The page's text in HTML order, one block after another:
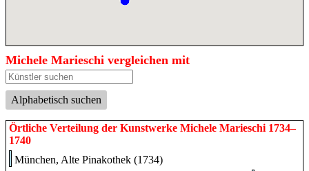
Michele Marieschi vergleichen mit
Alphabetisch suchen
Örtliche Verteilung der Kunstwerke Michele Marieschi 1734–
1740
München, Alte Pinakothek (1734)